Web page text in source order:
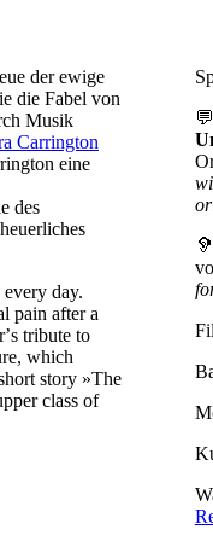
der ewige
die Fabel von
Musik
Carrington
eine
des
day.
pain after a
tribute to
which
story »The
class of